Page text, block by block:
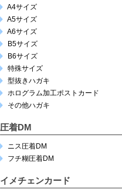
A4サイズ
A5サイズ
A6サイズ
B5サイズ
B6サイズ
特殊サイズ
型抜きハガキ
ホログラム加工ポストカード
その他ハガキ
圧着DM
ニス圧着DM
フチ糊圧着DM
イメチェンカード